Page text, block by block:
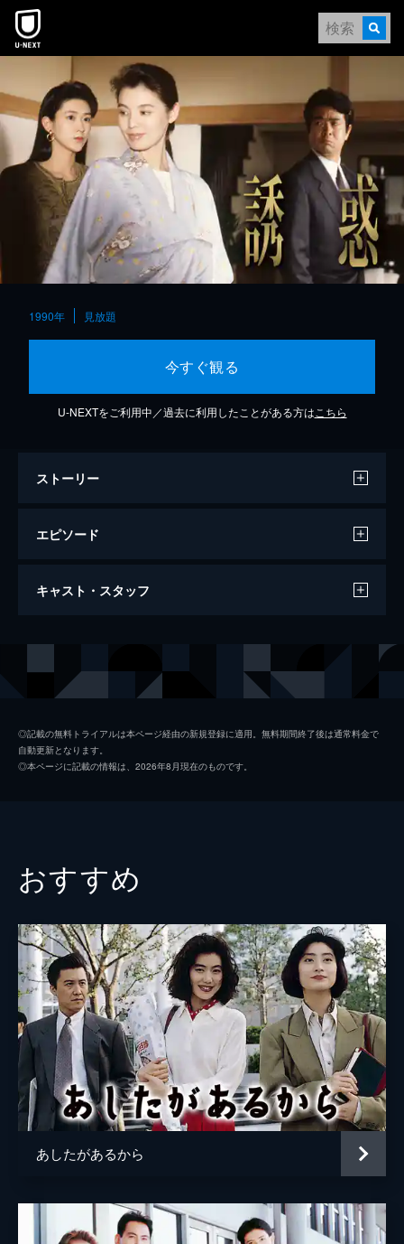
本文へスキップ
1990年 見放題
今すぐ観る
U-NEXTをご利用中／過去に利用したことがある方は こちら
ストーリー
エピソード
#1 家庭に生まれた秘密
た｡そして､女性と意気投合した芳行は､彼女
芳行(林隆三)と､金沢で一夜を共にした女性･
佳沢妙子(紺野美沙子)は密かに情事を重ねる
ようになっていた｡美冴(篠ひろ子)は不信感を
(篠ひろ子)は､夫の浮気疑惑を妙子に打ち明け
る｡そんな中､美冴に度々無言電話がかかって
46分
#4 宿泊カードの謎!
妙子(紺野美沙子)から旅行に誘われた美冴(篠
ひろ子)｡当日､妙子は村木(宇都宮隆)という青
年を伴ってやって来た｡妙子の真意とは･･･?
47分
#5 あなたを壊す!
美冴(篠ひろ子)を口説いてほしいと村木(宇都
宮隆)に頼み込む芳行(林隆三)｡その頃､妙子
(紺野美沙子)は雄介(吉田栄作)のもとを訪れ
ていた｡
妙子(紺野美沙子)との関係に溺れ､ついに会社
を辞めた芳行(林隆三)｡一方､雄介(吉田栄作)
キャスト・スタッフ
紺野美沙子
そのまんま東
林隆三
監督 近藤邦勝
清弘誠
山泉脩
脚本 荒井晴彦
プロデューサー 近藤邦勝
原作
◎記載の無料トライアルは本ページ経由の新規登録に適用。無料期間終了後は通常料金で
自動更新となります。
◎本ページに記載の情報は、2026年8月現在のものです。
おすすめ
あしたがあるから